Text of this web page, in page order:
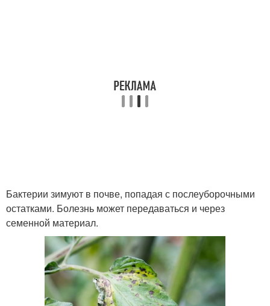
Бактерии зимуют в почве, попадая с послеуборочными
остатками. Болезнь может передаваться и через
семенной материал.